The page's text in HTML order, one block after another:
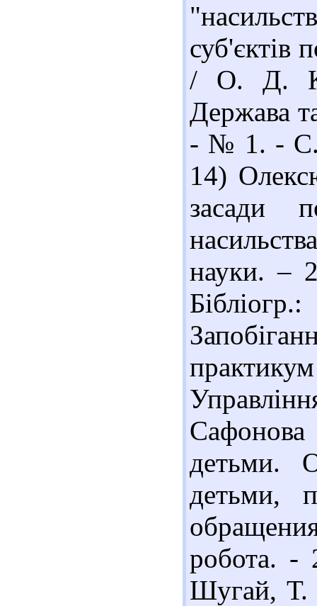
суб'єктів
/ О. Д.
Держава
- № 1. - С.
14)
засади
науки. –
детьми.
детьми,
робота.
Шугай, Т.